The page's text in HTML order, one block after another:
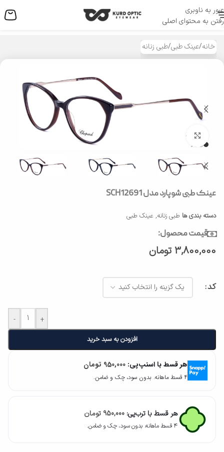
عبور به ناوبری
رفتن به محتوای اصلی
منو
خانه/عینک طبی/طبی زنانه
بزرگنمایی تصویر
عینک طبی شوپارد مدل SCH12691
دسته بندی ها طبی زنانه, عینک طبی
قیمت محصول:
3,800,000 تومان
کد
- +
افزودن به سبد خرید
هر قسط با اسنپ‌پی: 950,000 تومان
۴ قسط ماهانه. بدون سود، چک و ضامن.
هر قسط با ترب‌پی: 950,000 تومان
۴ قسط ماهانه. بدون سود، چک و ضامن.